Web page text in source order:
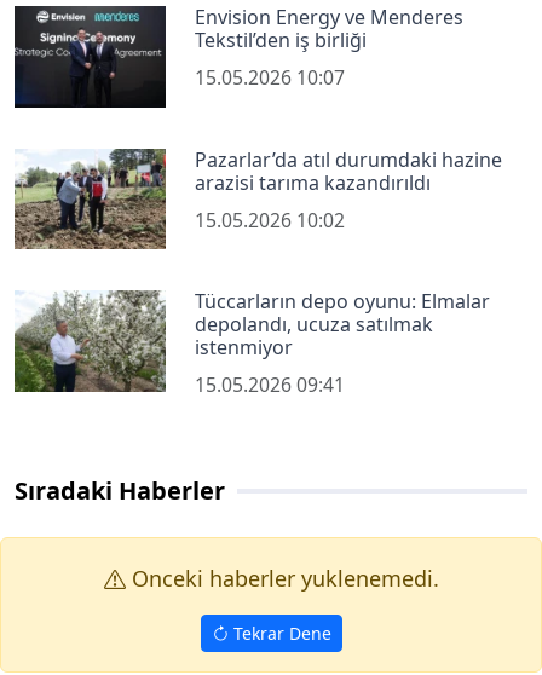
Envision Energy ve Menderes
Tekstil’den iş birliği
15.05.2026 10:07
Pazarlar’da atıl durumdaki hazine
arazisi tarıma kazandırıldı
15.05.2026 10:02
Tüccarların depo oyunu: Elmalar
depolandı, ucuza satılmak
istenmiyor
15.05.2026 09:41
Sıradaki Haberler
Onceki haberler yuklenemedi.
Tekrar Dene